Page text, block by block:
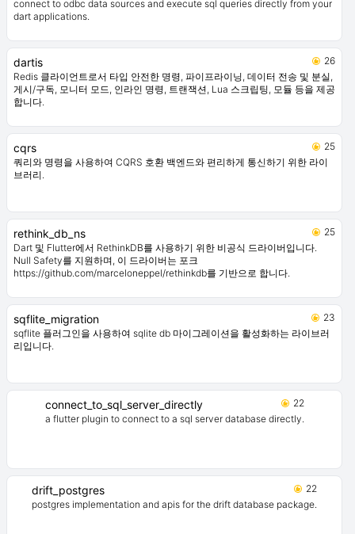
connect to odbc data sources and execute sql queries directly from your
dart applications.
dartis
26
Redis 클라이언트로서 타입 안전한 명령, 파이프라이닝, 데이터 전송 및 분실,
게시/구독, 모니터 모드, 인라인 명령, 트랜잭션, Lua 스크립팅, 모듈 등을 제공
합니다.
cqrs
25
쿼리와 명령을 사용하여 CQRS 호환 백엔드와 편리하게 통신하기 위한 라이
브러리.
rethink_db_ns
25
Dart 및 Flutter에서 RethinkDB를 사용하기 위한 비공식 드라이버입니다.
Null Safety를 지원하며, 이 드라이버는 포크
https://github.com/marceloneppel/rethinkdb를 기반으로 합니다.
sqflite_migration
23
sqflite 플러그인을 사용하여 sqlite db 마이그레이션을 활성화하는 라이브러
리입니다.
connect_to_sql_server_directly
22
a flutter plugin to connect to a sql server database directly.
drift_postgres
22
postgres implementation and apis for the drift database package.